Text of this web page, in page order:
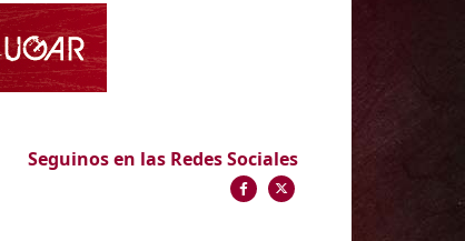
Seguinos en las Redes Sociales